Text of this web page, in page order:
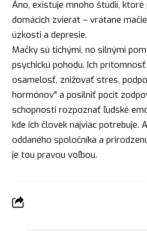
Áno, existuje mnoho štúdií,
domácich zvierat – vrátane
úzkosti a depresie.
Mačky sú tichými, no silnými
psychickú pohodu. Ich
osamelosť, znižovať stres,
hormónov" a posilniť pocit
schopnosti rozpoznať ľudské
kde ich človek najviac potrebuje.
oddaného spoločníka a
je tou pravou voľbou.